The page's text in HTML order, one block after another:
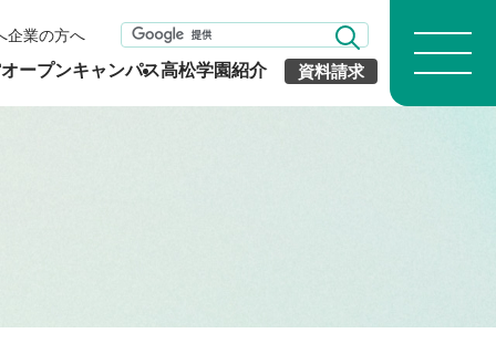
企業の方へ
オープンキャンパス高松学園紹介 資料請求